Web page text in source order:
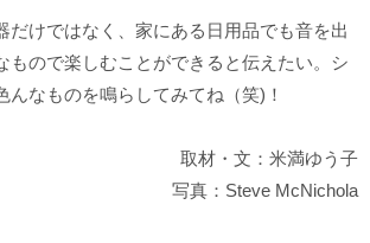
だけではなく、家にある日用品でも音を出
もので楽しむことができると伝えたい。シ
んなものを鳴らしてみてね（笑)！
取材・文：米満ゆう子
写真：Steve McNichola